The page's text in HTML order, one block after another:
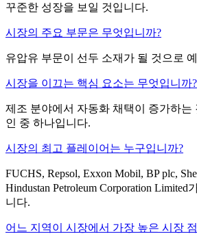
꾸준한 성장을 보일 것입니다.
시장의 주요 부문은 무엇입니까?
유압유 부문이 선두 소재가 될 것으로
시장을 이끄는 핵심 요소는 무엇입니까?
제조 분야에서 자동화 채택이 증가하는
인 중 하나입니다.
시장의 최고 플레이어는 누구입니까?
FUCHS, Repsol, Exxon Mobil, BP plc,
Hindustan Petroleum Corporation
니다.
어느 지역이 시장에서 가장 높은 시장